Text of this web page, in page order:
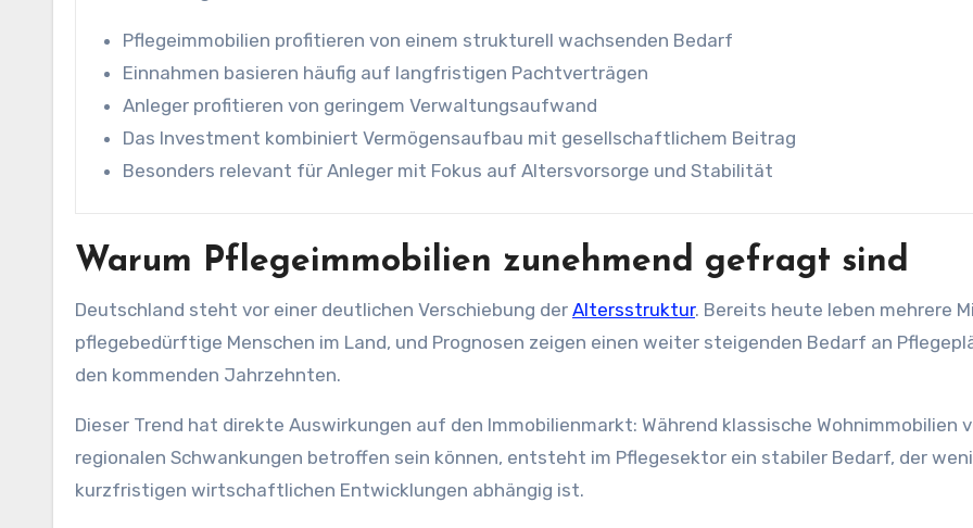
Pflegeimmobilien profitieren von einem strukturell wachsenden Bedarf
Einnahmen basieren häufig auf langfristigen Pachtverträgen
Anleger profitieren von geringem Verwaltungsaufwand
Das Investment kombiniert Vermögensaufbau mit gesellschaftlichem Beitrag
Besonders relevant für Anleger mit Fokus auf Altersvorsorge und Stabilität
Warum Pflegeimmobilien zunehmend gefragt sind
Deutschland steht vor einer deutlichen Verschiebung der Altersstruktur. Bereits heute leben mehrere
pflegebedürftige Menschen im Land, und Prognosen zeigen einen weiter steigenden Bedarf an
den kommenden Jahrzehnten.
Dieser Trend hat direkte Auswirkungen auf den Immobilienmarkt: Während klassische Wohnimmobilien
regionalen Schwankungen betroffen sein können, entsteht im Pflegesektor ein stabiler Bedarf, der
kurzfristigen wirtschaftlichen Entwicklungen abhängig ist.